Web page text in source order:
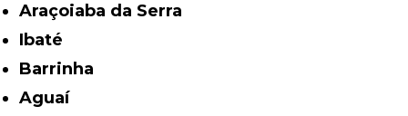
Araçoiaba da Serra
Ibaté
Barrinha
Aguaí